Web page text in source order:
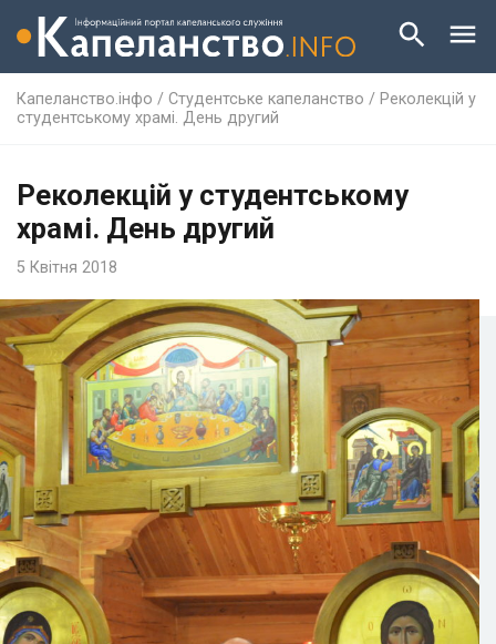
Капеланство.інфо / Студентське капеланство / Рeколекцій у
студентському храмі. Дeнь другий
Рeколекцій у студентському
храмі. Дeнь другий
5 Квітня 2018